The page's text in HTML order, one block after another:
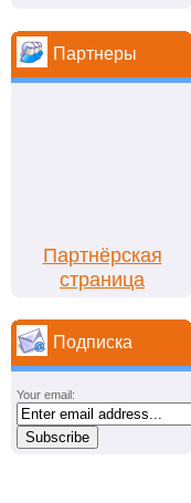
Партнеры
Партнёрская
страница
Подписка
Your email: